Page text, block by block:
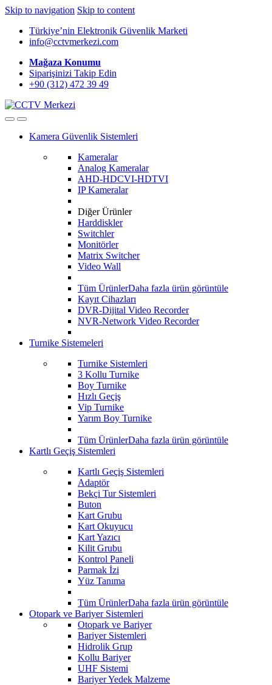
Skip to navigation Skip to content
Türkiye’nin Elektronik Güvenlik Marketi
info@cctvmerkezi.com
Mağaza Konumu
Siparişinizi Takip Edin
+90 (312) 472 39 49
Kamera Güvenlik Sistemleri
Kameralar
Analog Kameralar
AHD-HDCVI-HDTVI
IP Kameralar
Diğer Ürünler
Harddiskler
Switchler
Monitörler
Matrix Switcher
Video Wall
Tüm ÜrünlerDaha fazla ürün görüntüle
Kayıt Cihazları
DVR-Dijital Video Recorder
NVR-Network Video Recorder
Turnike Sistemeleri
Turnike Sistemleri
3 Kollu Turnike
Boy Turnike
Hızlı Geçiş
Vip Turnike
Yarım Boy Turnike
Tüm ÜrünlerDaha fazla ürün görüntüle
Kartlı Geçiş Sistemleri
Kartlı Geçiş Sistemleri
Adaptör
Bekçi Tur Sistemleri
Buton
Kart Grubu
Kart Okuyucu
Kart Yazıcı
Kilit Grubu
Kontrol Paneli
Parmak İzi
Yüz Tanıma
Tüm ÜrünlerDaha fazla ürün görüntüle
Otopark ve Bariyer Sistemleri
Otopark ve Bariyer
Bariyer Sistemleri
Hidrolik Grup
Kollu Bariyer
UHF Sistemi
Bariyer Yedek Malzeme